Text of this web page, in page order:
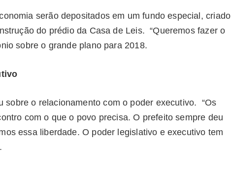
serão depositados em um fundo especial, criado
do prédio da Casa de Leis. “Queremos fazer o
sobre o grande plano para 2018.
sobre o relacionamento com o poder executivo. “Os
com o que o povo precisa. O prefeito sempre deu
essa liberdade. O poder legislativo e executivo tem